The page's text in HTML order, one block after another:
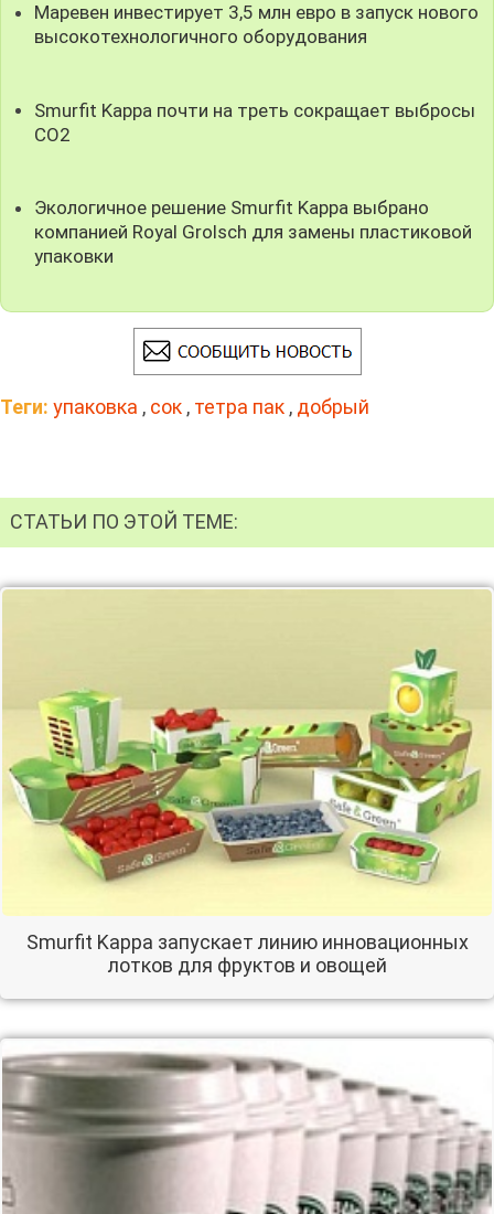
Маревен инвестирует 3,5 млн евро в запуск нового
высокотехнологичного оборудования
Smurfit Kappa почти на треть сокращает выбросы
CO2
Экологичное решение Smurfit Kappa выбрано
компанией Royal Grolsch для замены пластиковой
упаковки
Теги: упаковка , сок , тетра пак , добрый
СТАТЬИ ПО ЭТОЙ ТЕМЕ:
Smurfit Kappa запускает линию инновационных
лотков для фруктов и овощей